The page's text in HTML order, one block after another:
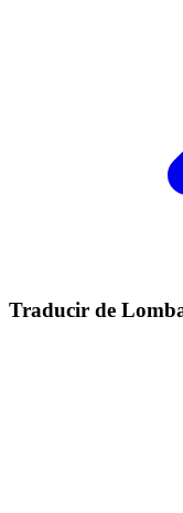
Traducir de